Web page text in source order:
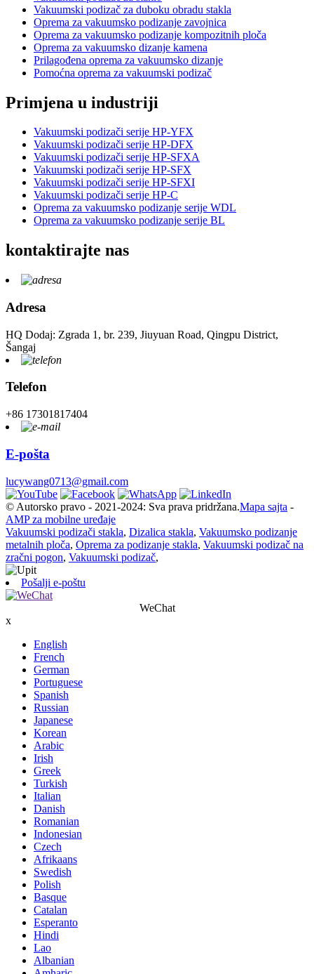
Vakuumski podizač za duboku obradu stakla
Oprema za vakuumsko podizanje zavojnica
Oprema za vakuumsko podizanje kompozitnih ploča
Oprema za vakuumsko dizanje kamena
Prilagođena oprema za vakuumsko dizanje
Pomoćna oprema za vakuumski podizač
Primjena u industriji
Vakuumski podizači serije HP-YFX
Vakuumski podizači serije HP-DFX
Vakuumski podizači serije HP-SFXA
Vakuumski podizači serije HP-SFX
Vakuumski podizači serije HP-SFXI
Vakuumski podizači serije HP-C
Oprema za vakuumsko podizanje serije WDL
Oprema za vakuumsko podizanje serije BL
kontaktirajte nas
Adresa
HQ Dodaj: Zgrada 1, br. 239, Jiuyuan Road, Qingpu District,
Šangaj
Telefon
+86 17301817404
E-pošta
lucywang0713@gmail.com
© Autorsko pravo - 2021-2024: Sva prava pridržana.Mapa sajta -
AMP za mobilne uređaje
Vakuumski podizači stakla, Dizalica stakla, Vakuumsko podizanje
metalnih ploča, Oprema za podizanje stakla, Vakuumski podizač na
zračni pogon, Vakuumski podizač,
Pošalji e-poštu
WeChat
x
English
French
German
Portuguese
Spanish
Russian
Japanese
Korean
Arabic
Irish
Greek
Turkish
Italian
Danish
Romanian
Indonesian
Czech
Afrikaans
Swedish
Polish
Basque
Catalan
Esperanto
Hindi
Lao
Albanian